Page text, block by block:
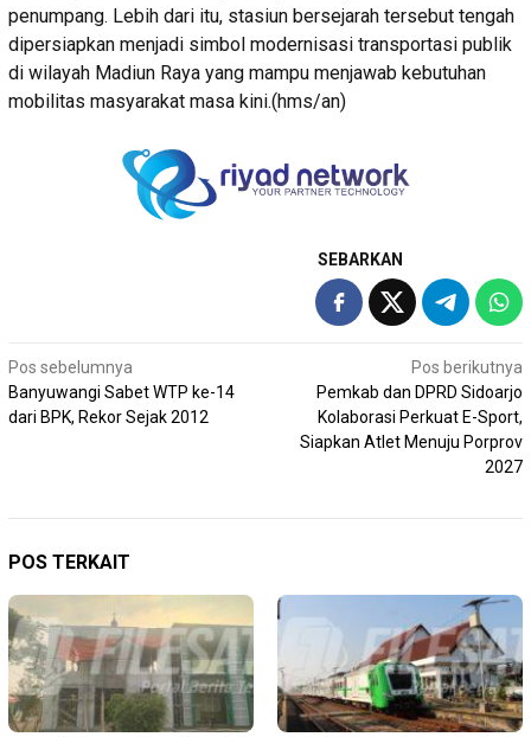
penumpang. Lebih dari itu, stasiun bersejarah tersebut tengah
dipersiapkan menjadi simbol modernisasi transportasi publik
di wilayah Madiun Raya yang mampu menjawab kebutuhan
mobilitas masyarakat masa kini.(hms/an)
SEBARKAN
Navigasi
pos
Pos sebelumnya
Banyuwangi Sabet WTP ke-14
dari BPK, Rekor Sejak 2012
Pos berikutnya
Pemkab dan DPRD Sidoarjo
Kolaborasi Perkuat E-Sport,
Siapkan Atlet Menuju Porprov
2027
POS TERKAIT